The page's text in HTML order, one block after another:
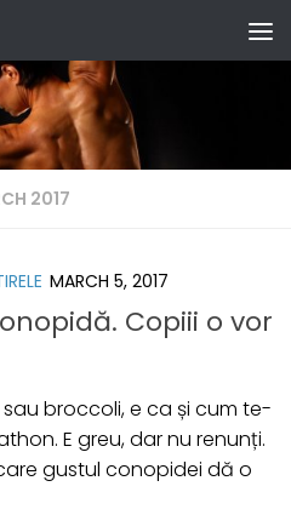
2017
MARCH 5, 2017
Copiii o vor
broccoli, e ca și cum te-
E greu, dar nu renunți.
gustul conopidei dă o